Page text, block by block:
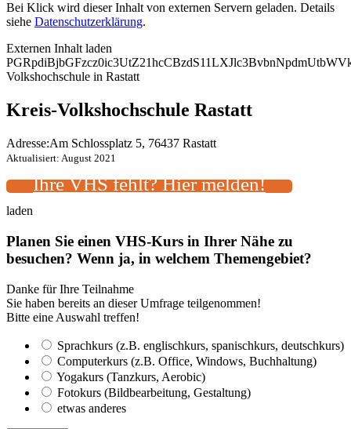
Bei Klick wird dieser Inhalt von externen Servern geladen. Details
siehe Datenschutzerklärung.
Externen Inhalt laden
Volkshochschule in Rastatt
Kreis-Volkshochschule Rastatt
Adresse:Am Schlossplatz 5, 76437 Rastatt
Aktualisiert: August 2021
Ihre VHS fehlt? Hier melden!
laden
Planen Sie einen VHS-Kurs in Ihrer Nähe zu
besuchen? Wenn ja, in welchem Themengebiet?
Danke für Ihre Teilnahme
Sie haben bereits an dieser Umfrage teilgenommen!
Bitte eine Auswahl treffen!
Sprachkurs (z.B. englischkurs, spanischkurs, deutschkurs)
Computerkurs (z.B. Office, Windows, Buchhaltung)
Yogakurs (Tanzkurs, Aerobic)
Fotokurs (Bildbearbeitung, Gestaltung)
etwas anderes